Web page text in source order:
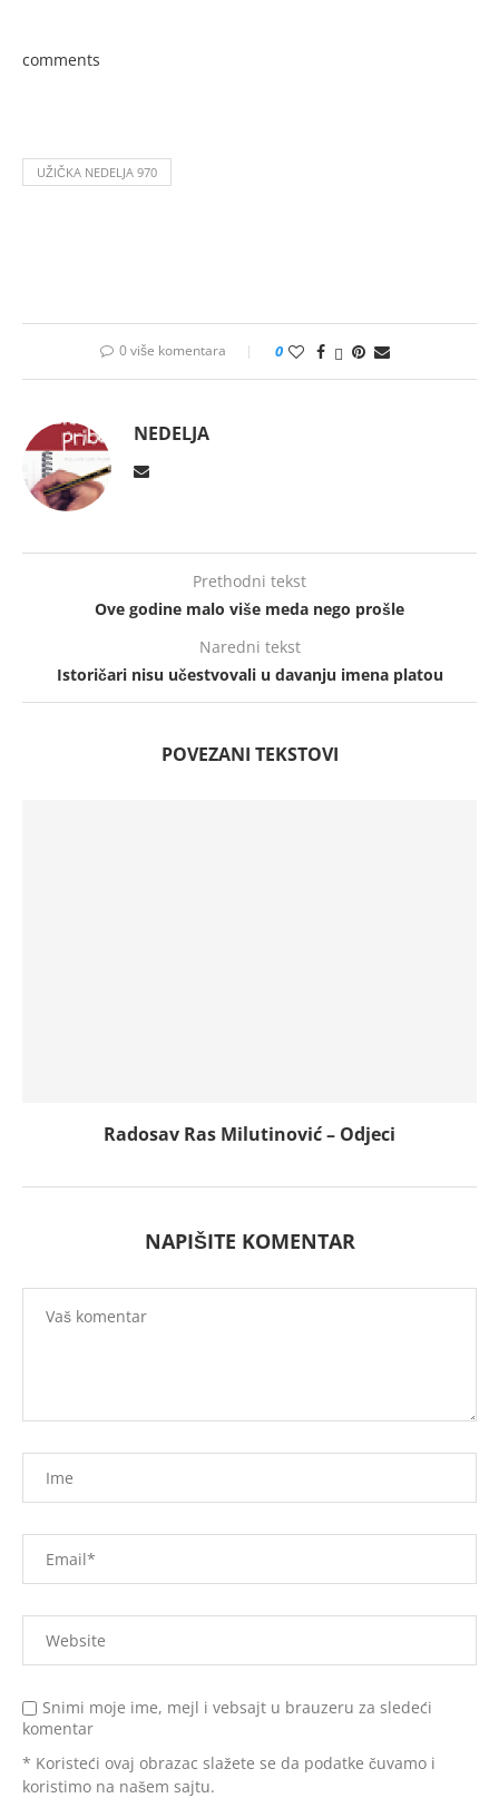
comments
UŽIČKA NEDELJA 970
0 više komentara 0
NEDELJA
Prethodni tekst
Ove godine malo više meda nego prošle
Naredni tekst
Istoričari nisu učestvovali u davanju imena platou
POVEZANI TEKSTOVI
Radosav Ras Milutinović – Odjeci
NAPIŠITE KOMENTAR
Snimi moje ime, mejl i vebsajt u brauzeru za sledeći
komentar
* Koristeći ovaj obrazac slažete se da podatke čuvamo i
koristimo na našem sajtu.